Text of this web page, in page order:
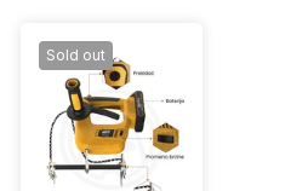
Sold out